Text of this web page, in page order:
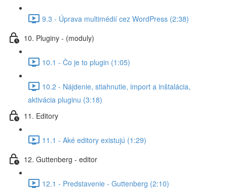
9.3 - Úprava multimédií cez WordPress (2:38)
10. Pluginy - (moduly)
10.1 - Čo je to plugin (1:05)
10.2 - Nájdenie, stiahnutie, import a inštalácia,
aktivácia pluginu (3:18)
11. Editory
11.1 - Aké editory existujú (1:29)
12. Guttenberg - editor
12.1 - Predstavenie - Guttenberg (2:10)